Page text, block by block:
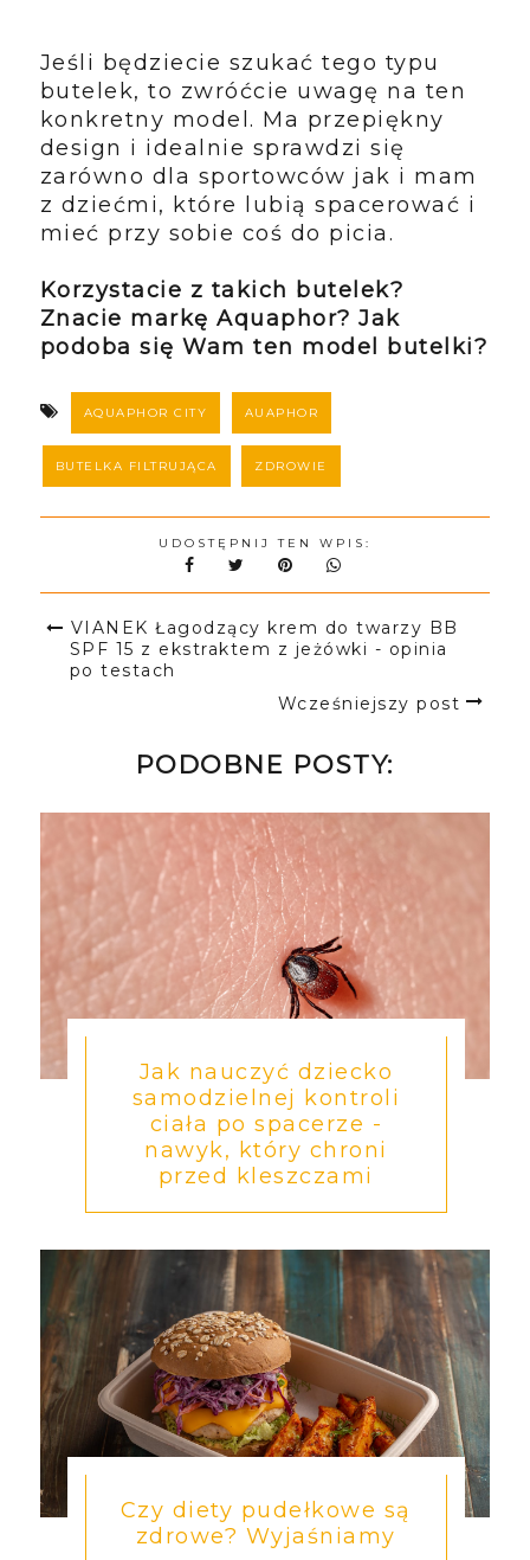
Jeśli będziecie szukać tego typu
butelek, to zwróćcie uwagę na ten
konkretny model. Ma przepiękny
design i idealnie sprawdzi się
zarówno dla sportowców jak i mam
z dziećmi, które lubią spacerować i
mieć przy sobie coś do picia.
Korzystacie z takich butelek?
Znacie markę Aquaphor? Jak
podoba się Wam ten model butelki?
AQUAPHOR CITY AUAPHOR
BUTELKA FILTRUJĄCA ZDROWIE
UDOSTĘPNIJ TEN WPIS:
VIANEK Łagodzący krem do twarzy BB
SPF 15 z ekstraktem z jeżówki - opinia
po testach
Wcześniejszy post
PODOBNE POSTY:
Jak nauczyć dziecko
samodzielnej kontroli
ciała po spacerze -
nawyk, który chroni
przed kleszczami
Czy diety pudełkowe są
zdrowe? Wyjaśniamy